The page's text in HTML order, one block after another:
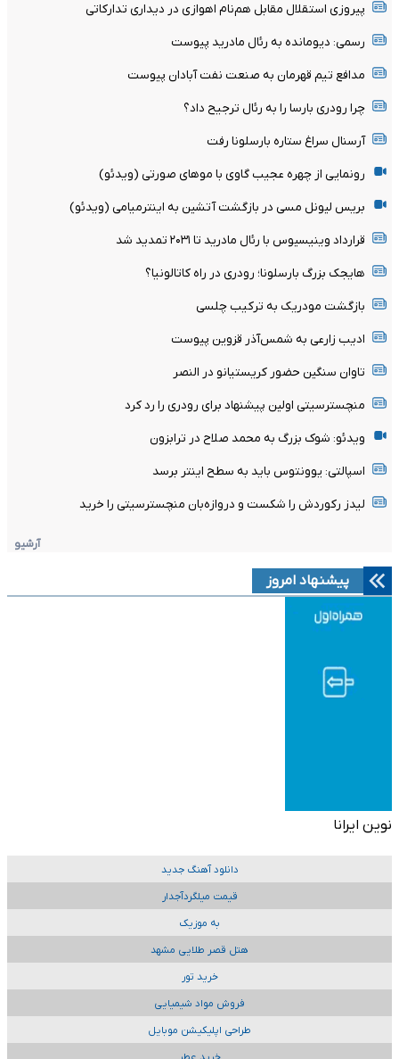
پیروزی استقلال مقابل هم‌نام اهوازی در دیداری تدارکاتی
رسمی: دیومانده به رئال مادرید پیوست
مدافع تیم قهرمان به صنعت نفت آبادان پیوست
چرا رودری بارسا را به رئال ترجیح داد؟
آرسنال سراغ ستاره بارسلونا رفت
رونمایی از چهره عجیب گاوی با موهای صورتی (ویدئو)
بریس لیونل مسی در بازگشت آتشین به اینترمیامی (ویدئو)
قرارداد وینیسیوس با رئال مادرید تا ۲۰۳۱ تمدید شد
هایجک بزرگ بارسلونا؛ رودری در راه کاتالونیا؟
بازگشت مودریک به ترکیب چلسی
ادیب زارعی به شمس‌آذر قزوین پیوست
تاوان سنگین حضور کریستیانو در النصر
منچسترسیتی اولین پیشنهاد برای رودری را رد کرد
ویدئو: شوک بزرگ به محمد صلاح در ترابزون
اسپالتی: یوونتوس باید به سطح اینتر برسد
لیدز رکوردش را شکست و دروازه‌بان منچسترسیتی را خرید
آرشیو
پیشنهاد امروز
نوین ایرانا
دانلود آهنگ جدید
قیمت میلگردآجدار
به موزیک
هتل قصر طلایی مشهد
خرید تور
فروش مواد شیمیایی
طراحی اپلیکیشن موبایل